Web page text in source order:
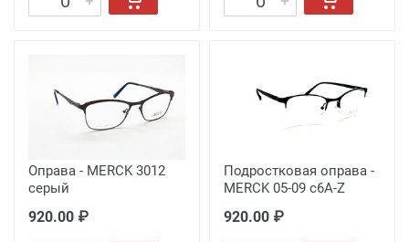
Оправа - MERCK 3012
серый
920.00 ₽
Подростковая оправа -
MERCK 05-09 с6A-Z
920.00 ₽